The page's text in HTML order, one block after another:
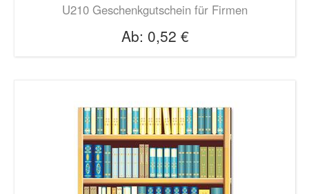
U210 Geschenkgutschein für Firmen
Ab: 0,52 €